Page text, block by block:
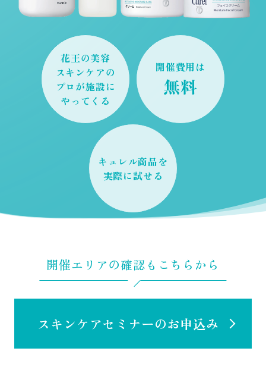
花王の美容
スキンケアの
プロが施設に
やってくる
開催費用は
無料
キュレル商品を
実際に試せる
開催エリアの確認もこちらから
スキンケアセミナーのお申込み